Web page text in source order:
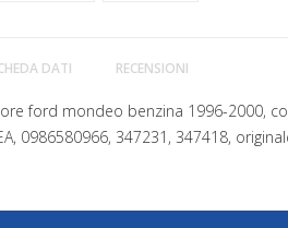
DATI RECENSIONI
ford mondeo benzina 1996-2000,
0986580966, 347231, 347418,